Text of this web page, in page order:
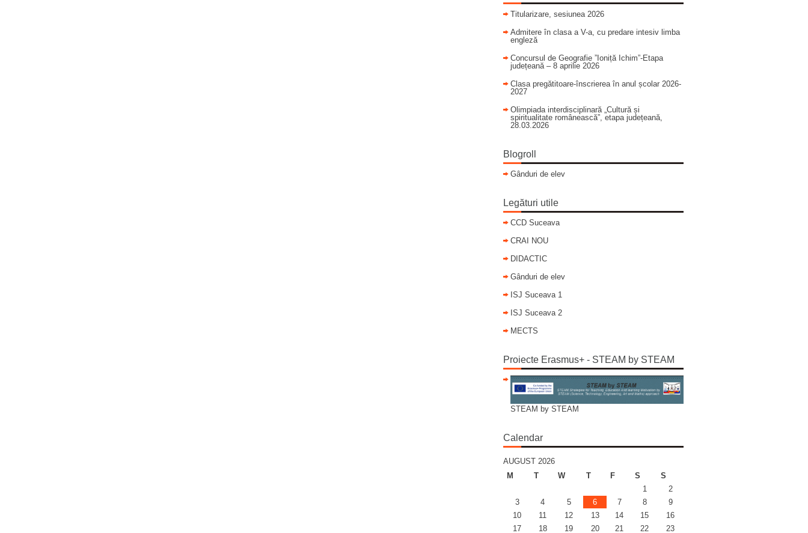
Titularizare, sesiunea 2026
Admitere în clasa a V-a, cu predare intesiv limba
engleză
Concursul de Geografie ”Ioniță Ichim”-Etapa
județeană – 8 aprilie 2026
Clasa pregătitoare-înscrierea în anul școlar 2026-
2027
Olimpiada interdisciplinară „Cultură și
spiritualitate românească”, etapa județeană,
28.03.2026
Blogroll
Gânduri de elev
Legături utile
CCD Suceava
CRAI NOU
DIDACTIC
Gânduri de elev
ISJ Suceava 1
ISJ Suceava 2
MECTS
Proiecte Erasmus+ - STEAM by STEAM
STEAM by STEAM
Calendar
AUGUST 2026
M
T W T F S
S
1
2
3
4 5 6 7 8
9
10
11 12 13 14 15
16
17
18 19 20 21 22 23